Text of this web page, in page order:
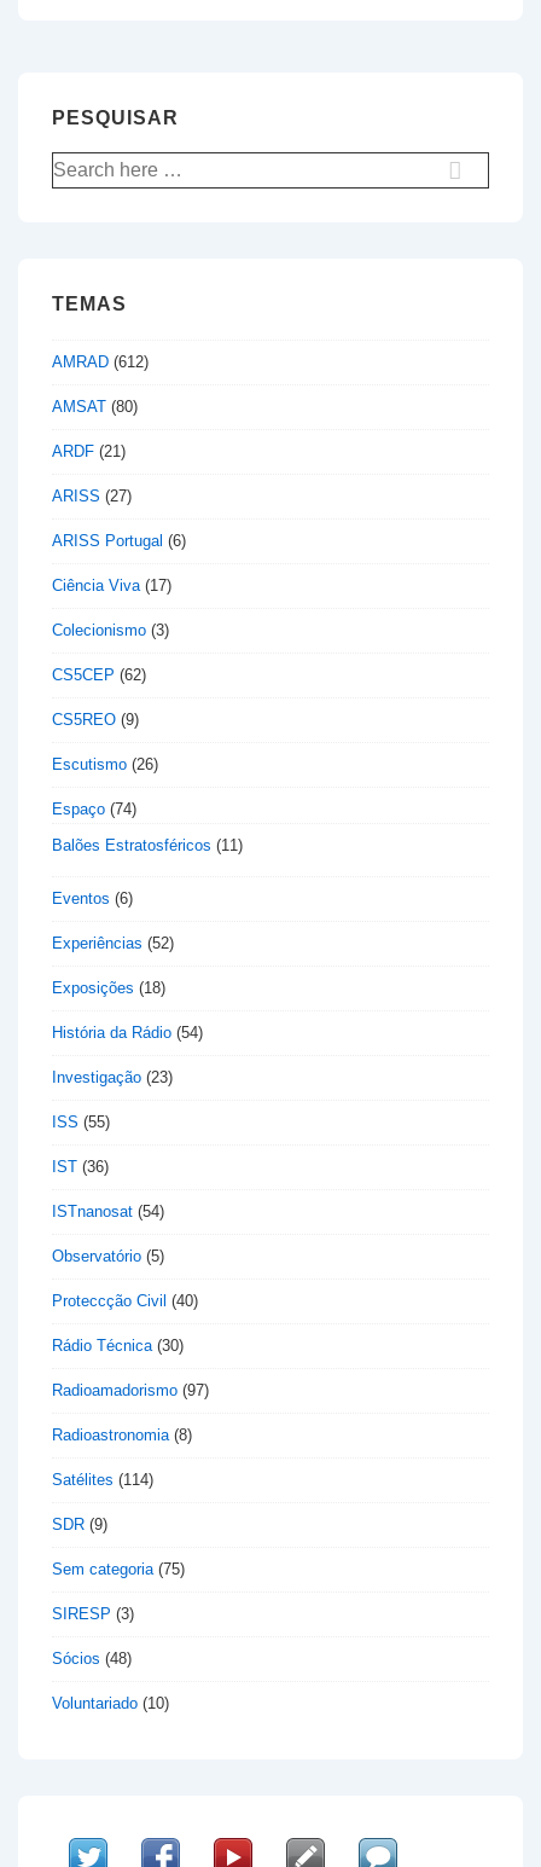
PESQUISAR
Pesquisar
por:
TEMAS
AMRAD (612)
AMSAT (80)
ARDF (21)
ARISS (27)
ARISS Portugal (6)
Ciência Viva (17)
Colecionismo (3)
CS5CEP (62)
CS5REO (9)
Escutismo (26)
Espaço (74)
Balões Estratosféricos (11)
Eventos (6)
Experiências (52)
Exposições (18)
História da Rádio (54)
Investigação (23)
ISS (55)
IST (36)
ISTnanosat (54)
Observatório (5)
Proteccção Civil (40)
Rádio Técnica (30)
Radioamadorismo (97)
Radioastronomia (8)
Satélites (114)
SDR (9)
Sem categoria (75)
SIRESP (3)
Sócios (48)
Voluntariado (10)